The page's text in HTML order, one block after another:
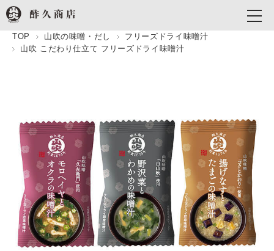
TOP 山吹の味噌・だし
フリーズドライ味噌汁
山吹 こだわり仕立て フリーズドライ味噌汁